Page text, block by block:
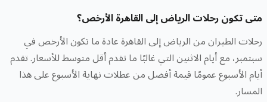
متى تكون رحلات الرياض إلى القاهرة الأرخص؟
رحلات الطيران من الرياض إلى القاهرة عادة ما تكون الأرخص في
سبتمبر، مع أيام الاثنين التي غالبًا ما تقدم أقل متوسط للأسعار. تقدم
أيام الأسبوع عمومًا قيمة أفضل من عطلات نهاية الأسبوع على هذا
المسار.